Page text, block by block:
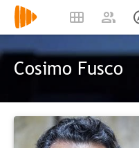
Cosimo Fusco